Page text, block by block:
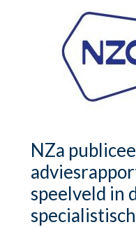
NZa
speelveld in